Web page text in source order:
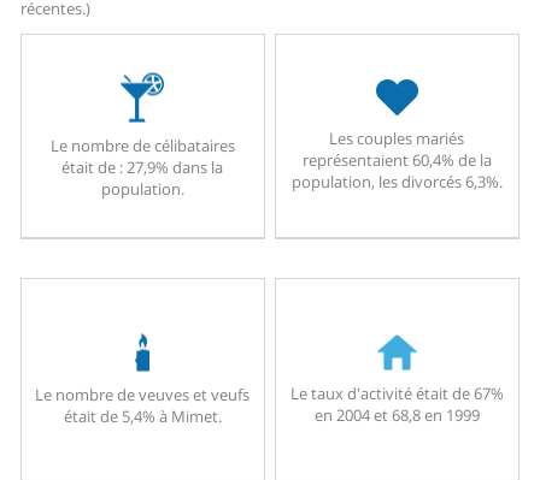
récentes.)
Le nombre de célibataires
était de : 27,9% dans la
population.
Les couples mariés
représentaient 60,4% de la
population, les divorcés 6,3%.
Le nombre de veuves et veufs
était de 5,4% à Mimet.
Le taux d'activité était de 67%
en 2004 et 68,8 en 1999